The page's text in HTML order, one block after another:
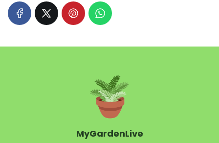
MyGardenLive